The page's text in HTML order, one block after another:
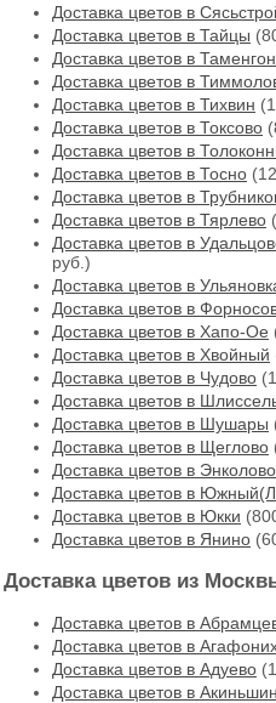
Доставка цветов в
Доставка цветов в Тайцы
Доставка цветов в
Доставка цветов в
Доставка цветов в Тихвин
Доставка цветов в Токсово
Доставка цветов в
Доставка цветов в Тосно
Доставка цветов в
Доставка цветов в Тярлево
Доставка цветов в
руб.)
Доставка цветов в
Доставка цветов в
Доставка цветов в Хапо-Ое
Доставка цветов в Хвойный
Доставка цветов в Чудово
Доставка цветов в
Доставка цветов в Шушары
Доставка цветов в Щеглово
Доставка цветов в Энколово
Доставка цветов в
Доставка цветов в Юкки
Доставка цветов в Янино
Доставка цветов из
Доставка цветов в
Доставка цветов в
Доставка цветов в Адуево
Доставка цветов в